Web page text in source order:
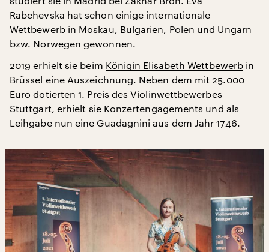
Rabchevska hat schon einige internationale
Wettbewerb in Moskau, Bulgarien, Polen und Ungarn
bzw. Norwegen gewonnen.
2019 erhielt sie beim Königin Elisabeth Wettbewerb in
Brüssel eine Auszeichnung. Neben dem mit 25.000
Euro dotierten 1. Preis des Violinwettbewerbes
Stuttgart, erhielt sie Konzertengagements und als
Leihgabe nun eine Guadagnini aus dem Jahr 1746.